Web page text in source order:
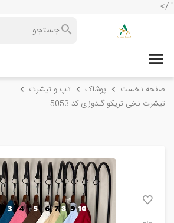
" />
صفحه نخست پوشاک
تاپ و تیشرت
تیشرت نخی تریکو گلدوزی کد 5053